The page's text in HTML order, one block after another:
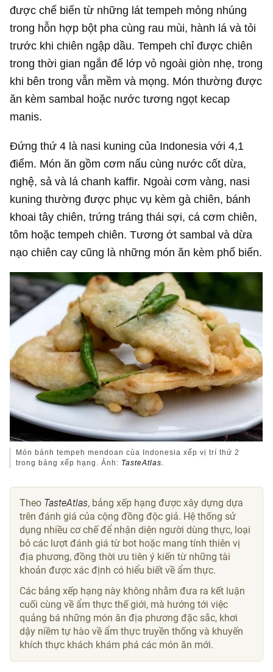
được chế biến từ những lát tempeh mỏng nhúng
trong hỗn hợp bột pha cùng rau mùi, hành lá và tỏi
trước khi chiên ngập dầu. Tempeh chỉ được chiên
trong thời gian ngắn để lớp vỏ ngoài giòn nhẹ, trong
khi bên trong vẫn mềm và mọng. Món thường được
ăn kèm sambal hoặc nước tương ngọt kecap
manis.
Đứng thứ 4 là nasi kuning của Indonesia với 4,1
điểm. Món ăn gồm cơm nấu cùng nước cốt dừa,
nghệ, sả và lá chanh kaffir. Ngoài cơm vàng, nasi
kuning thường được phục vụ kèm gà chiên, bánh
khoai tây chiên, trứng tráng thái sợi, cá cơm chiên,
tôm hoặc tempeh chiên. Tương ớt sambal và dừa
nạo chiên cay cũng là những món ăn kèm phổ biến.
Món bánh tempeh mendoan của Indonesia xếp vị trí thứ 2
trong bảng xếp hạng. Ảnh: TasteAtlas.
Theo TasteAtlas, bảng xếp hạng được xây dựng dựa
trên đánh giá của cộng đồng độc giả. Hệ thống sử
dụng nhiều cơ chế để nhận diện người dùng thực, loại
bỏ các lượt đánh giá từ bot hoặc mang tính thiên vị
địa phương, đồng thời ưu tiên ý kiến từ những tài
khoản được xác định có hiểu biết về ẩm thực.
Các bảng xếp hạng này không nhằm đưa ra kết luận
cuối cùng về ẩm thực thế giới, mà hướng tới việc
quảng bá những món ăn địa phương đặc sắc, khơi
dậy niềm tự hào về ẩm thực truyền thống và khuyến
khích thực khách khám phá các món ăn mới.